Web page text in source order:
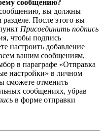
сообщению?
сообщению, вы должны
разделе. После этого вы
Присоединить подпись
чтобы подпись
настроить добавление
вашим сообщениям,
в параграфе «Отправка
настройки» в личном
сможете отменить
сообщениях, убрав
в форме отправки